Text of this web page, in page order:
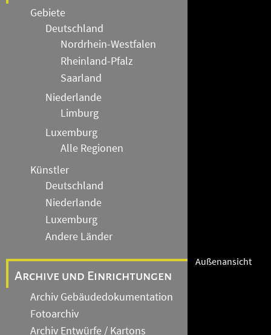
Gebiete
Deutschland
Nordrhein-Westfalen
Rheinland-Pfalz
Saarland
Niederlande
Limburg
Luxemburg
Alle Regionen
Künstler
Deutschland
Niederlande
Luxemburg
Andere Länder
Archive und Einrichtungen
Archiv Gebäudedokumentation
Fotoarchiv
Archiv Entwürfe / Kartons
Außenansicht